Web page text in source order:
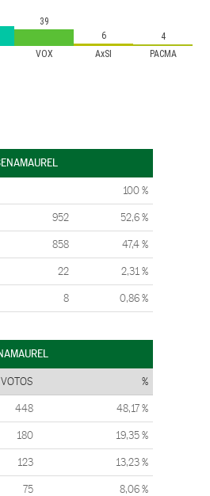
VOX AxSÍ PACMA
39
6
4
100 %
952 52,6 %
858 47,4 %
22 2,31 %
8 0,86 %
VOTOS %
448 48,17 %
180 19,35 %
123 13,23 %
75 8,06 %